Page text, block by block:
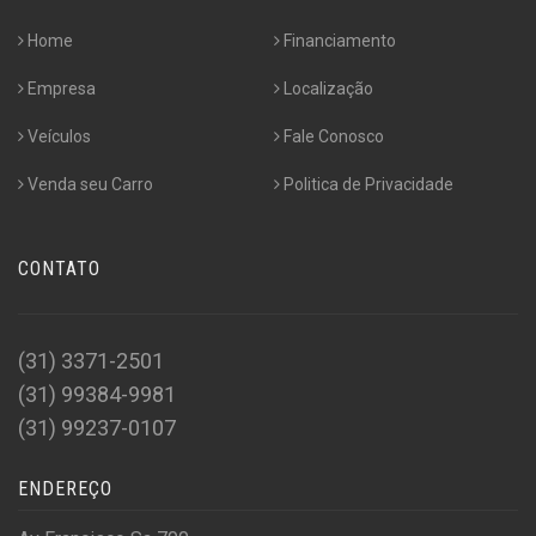
Home
Empresa
Veículos
Venda seu Carro
Financiamento
Localização
Fale Conosco
Politica de Privacidade
CONTATO
(31) 3371-2501
(31) 99384-9981
(31) 99237-0107
ENDEREÇO